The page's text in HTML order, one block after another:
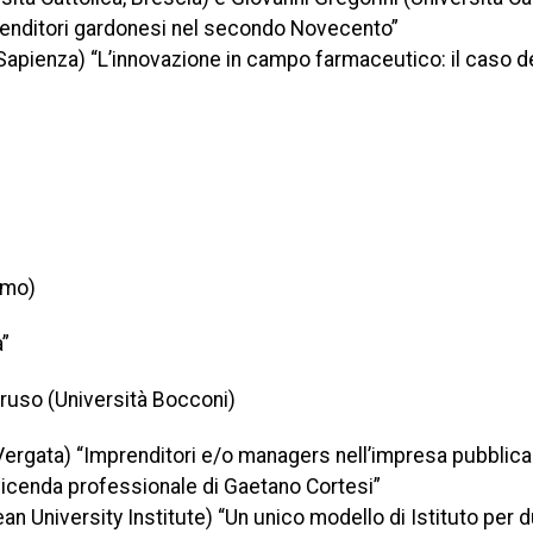
gardonesi nel secondo Novecento”
“L’innovazione in campo farmaceutico: il caso
(Università Bocconi)
“Imprenditori e/o managers nell’impresa
professionale di Gaetano Cortesi”
University Institute) “Un unico modello di Istituto per